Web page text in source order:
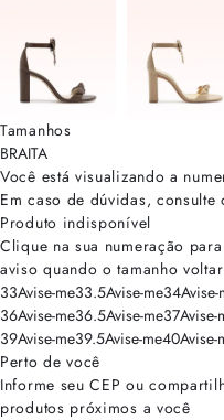
Tamanhos
BRAITA
Você está visualizando a
Em caso de dúvidas, consulte
Produto indisponível
Clique na sua numeração
aviso quando o tamanho
33Avise-me33.5Avise-me34Avise-
36Avise-me36.5Avise-me37Avise-
39Avise-me39.5Avise-me40Avise-
Perto de você
Informe seu CEP ou
produtos próximos a você